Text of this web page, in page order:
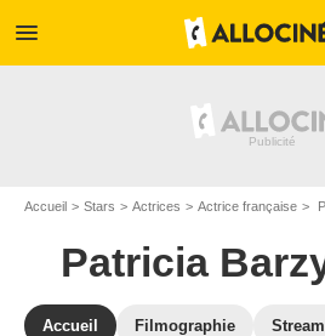
menu
Accueil Stars Actrices Actrice française
Patricia
Accueil Filmographie